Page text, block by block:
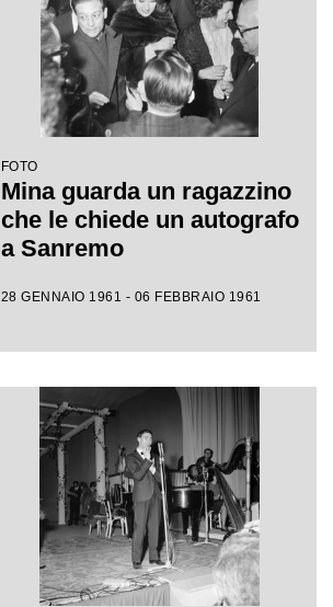
FOTO
Mina guarda un ragazzino
che le chiede un autografo
a Sanremo
28 GENNAIO 1961 - 06 FEBBRAIO 1961